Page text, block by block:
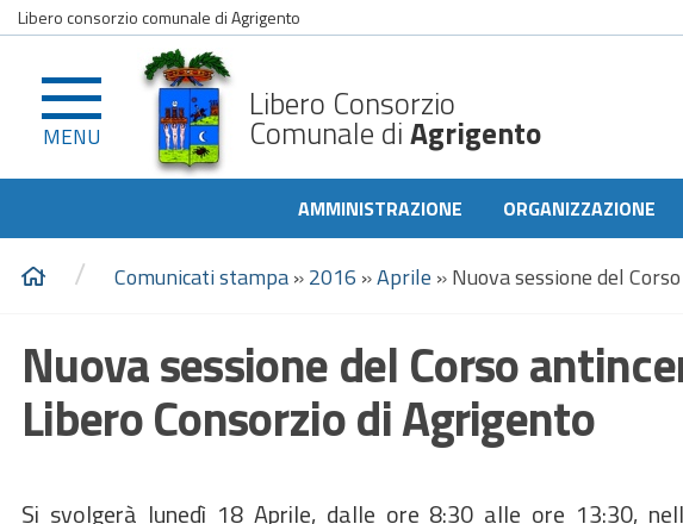
Libero consorzio comunale di Agrigento
MENU
Libero Consorzio
Comunale diAgrigento
AMMINISTRAZIONE ORGANIZZAZIONE
/ Comunicati stampa»2016 »Aprile »Nuova sessione del
Nuova sessione del Corso
Libero Consorzio di Agrigento
Si svolgerà lunedì 18 Aprile, dalle ore 8:30 alle ore 13:30,